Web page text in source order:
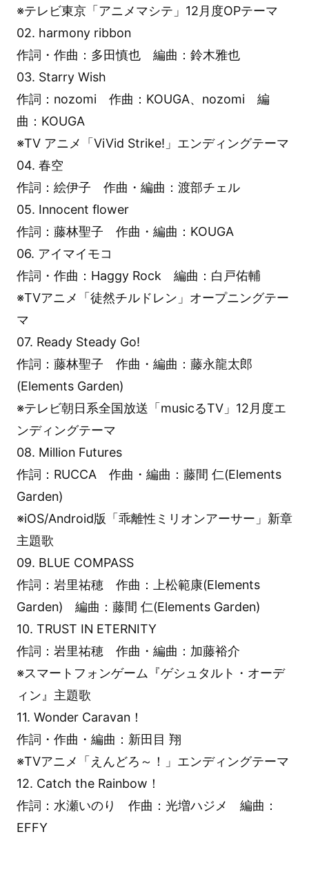
※テレビ東京「アニメマシテ」12月度OPテーマ
02. harmony ribbon
作詞・作曲：多田慎也 編曲：鈴木雅也
03. Starry Wish
作詞：nozomi 作曲：KOUGA、nozomi 編
曲：KOUGA
※TV アニメ「ViVid Strike!」エンディングテーマ
04. 春空
作詞：絵伊子 作曲・編曲：渡部チェル
05. Innocent flower
作詞：藤林聖子 作曲・編曲：KOUGA
06. アイマイモコ
作詞・作曲：Haggy Rock 編曲：白戸佑輔
※TVアニメ「徒然チルドレン」オープニングテー
マ
07. Ready Steady Go!
作詞：藤林聖子 作曲・編曲：藤永龍太郎
(Elements Garden)
※テレビ朝日系全国放送「musicるTV」12月度エ
ンディングテーマ
08. Million Futures
作詞：RUCCA 作曲・編曲：藤間 仁(Elements
Garden)
※iOS/Android版「乖離性ミリオンアーサー」新章
主題歌
09. BLUE COMPASS
作詞：岩里祐穂 作曲：上松範康(Elements
Garden) 編曲：藤間 仁(Elements Garden)
10. TRUST IN ETERNITY
作詞：岩里祐穂 作曲・編曲：加藤裕介
※スマートフォンゲーム『ゲシュタルト・オーデ
ィン』主題歌
11. Wonder Caravan！
作詞・作曲・編曲：新田目 翔
※TVアニメ「えんどろ～！」エンディングテーマ
12. Catch the Rainbow！
作詞：水瀬いのり 作曲：光増ハジメ 編曲：
EFFY